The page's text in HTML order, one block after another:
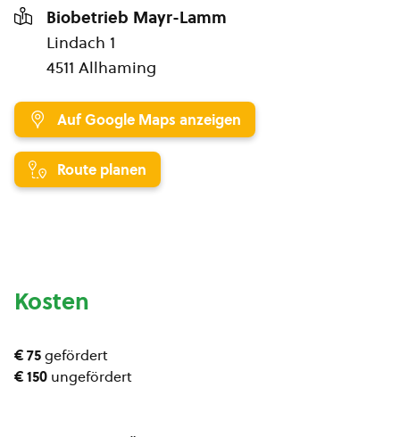
Biobetrieb Mayr-Lamm
Lindach 1
4511 Allhaming
Auf Google Maps anzeigen
Route planen
Kosten
€ 75gefördert
€ 150 ungefördert